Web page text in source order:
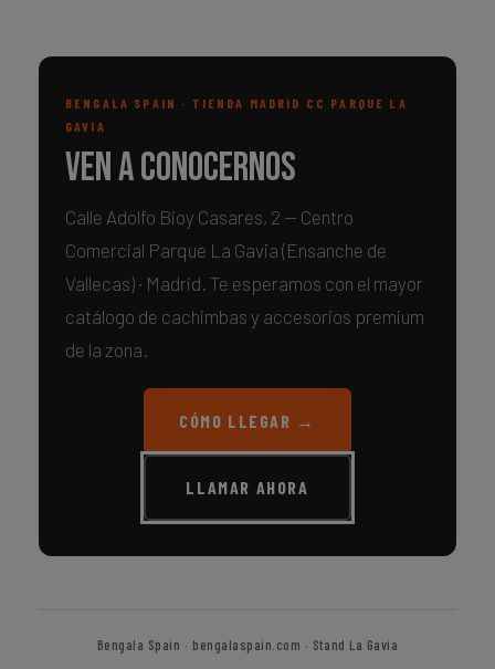
BENGALA SPAIN · TIENDA MADRID CC PARQUE LA
GAVIA
Ven a conocernos
Calle Adolfo Bioy Casares, 2 — Centro
Comercial Parque La Gavia (Ensanche de
Vallecas) · Madrid. Te esperamos con el mayor
catálogo de cachimbas y accesorios premium
de la zona.
CÓMO LLEGAR →
LLAMAR AHORA
Bengala Spain · bengalaspain.com · Stand La Gavia